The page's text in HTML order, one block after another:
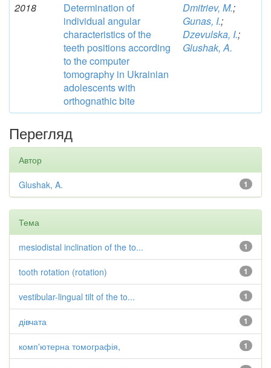
2018
Determination of
individual angular
characteristics of the
teeth positions according
to the computer
tomography in Ukrainian
adolescents with
orthognathic bite
Dmitriev, M.;
Gunas, I.;
Dzevulska, I.;
Glushak, A.
Перегляд
Автор
1
Glushak, A.
Тема
1
mesiodistal inclination of the to...
1
tooth rotation (rotation)
1
vestibular-lingual tilt of the to...
1
дівчата
1
комп'ютерна томографія,